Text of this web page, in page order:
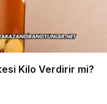
Kilo Verdirir mi?